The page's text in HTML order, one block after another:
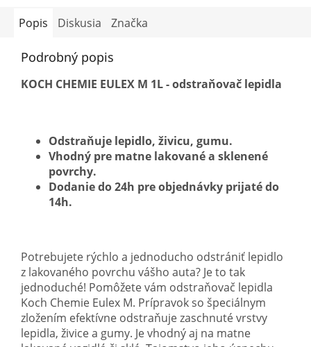
Popis Diskusia Značka
Podrobný popis
KOCH CHEMIE EULEX M 1L - odstraňovač lepidla
Odstraňuje lepidlo, živicu, gumu.
Vhodný pre matne lakované a sklenené
povrchy.
Dodanie do 24h pre objednávky prijaté do
14h.
Potrebujete rýchlo a jednoducho odstrániť lepidlo
z lakovaného povrchu vášho auta? Je to tak
jednoduché! Pomôžete vám odstraňovač lepidla
Koch Chemie Eulex M. Prípravok so špeciálnym
zložením efektívne odstraňuje zaschnuté vrstvy
lepidla, živice a gumy. Je vhodný aj na matne